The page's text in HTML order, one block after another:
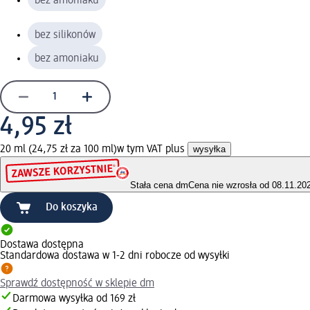
bez silikonów
bez amoniaku
4,95 zł
20 ml (24,75 zł za 100 ml)w tym VAT plus wysyłka
Stała cena dmCena nie wzrosła od
Do koszyka
Dostawa dostępna
Standardowa dostawa w 1-2 dni robocze od wysyłki
Sprawdź dostępność w sklepie dm
Darmowa wysyłka od 169 zł